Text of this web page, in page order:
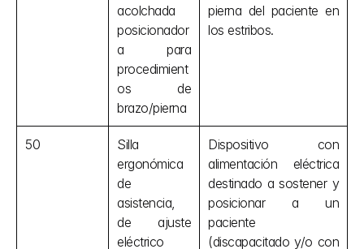
acolchada
posicionador
a para
procedimient
os de
brazo/pierna
pierna del paciente en
los estribos.
50
Silla
ergonómica
de
asistencia,
de ajuste
eléctrico
Dispositivo con
alimentación eléctrica
destinado a sostener y
posicionar a un
paciente
(discapacitado y/o con